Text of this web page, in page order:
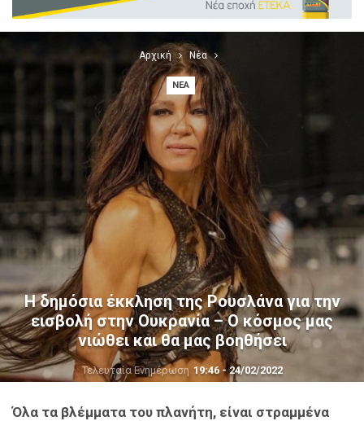
Αρχική Νέα
ΝΈΑ
Η δημόσια έκκληση της Ρουσλάνα για την
εισβολή στην Ουκρανία – Ο κόσμος μας
νιώθει και θα μας βοηθήσει
Τελευταία Ενημέρωση 19:46 - 24/02/2022
Όλα τα βλέμματα του πλανήτη, είναι στραμμένα